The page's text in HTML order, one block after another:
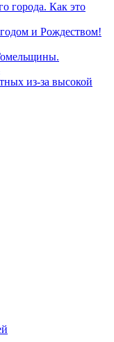
города. Как это
и Рождеством!
из-за высокой